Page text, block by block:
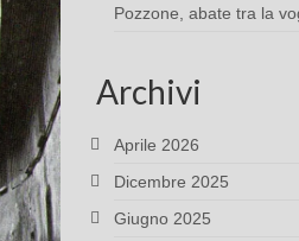
Pozzone, abate tra la
Archivi
Aprile 2026
Dicembre 2025
Giugno 2025